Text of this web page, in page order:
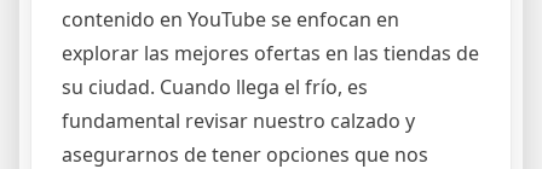
contenido en YouTube se enfocan en
explorar las mejores ofertas en las tiendas de
su ciudad. Cuando llega el frío, es
fundamental revisar nuestro calzado y
asegurarnos de tener opciones que nos